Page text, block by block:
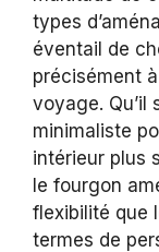
types
éventail de
précisément
voyage. Qu’il
minimaliste
intérieur plus
le fourgon
flexibilité que
termes de